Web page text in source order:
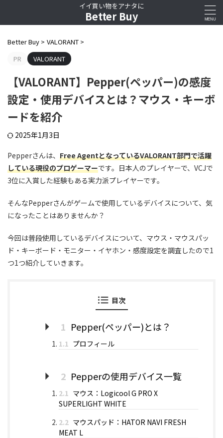
イイ買い物をアナタに
Better Buy
Better Buy > VALORANT >
PR
VALORANT
【VALORANT】Pepper(ペッパー)の感度
設定・使用デバイスとは？マウス・キーボ
ードを紹介
2025年1月3日
Pepperさんは、 Free AgentとなっているVALORANT部門で活躍
している現役のプロゲーマーです。日本人のプレイヤーで、VCJで
3位に入賞した経験もある実力派プレイヤーです。
そんなPepperさんがゲームで使用しているデバイスについて、気
になったことはありませんか？
今回は普段使用しているデバイスについて、マウス・マウスパッ
ド・キーボード・モニター・イヤホン・感度設定を調査したので1
つ1つ紹介していきます。
目次
1 Pepper(ペッパー)とは？
1.1 プロフィール
2 Pepperの使用デバイス一覧
2.1 マウス：Logicool G PRO X
SUPERLIGHT WHITE
2.2 マウスパッド：HATOR NAVI FRESH
MEAT L